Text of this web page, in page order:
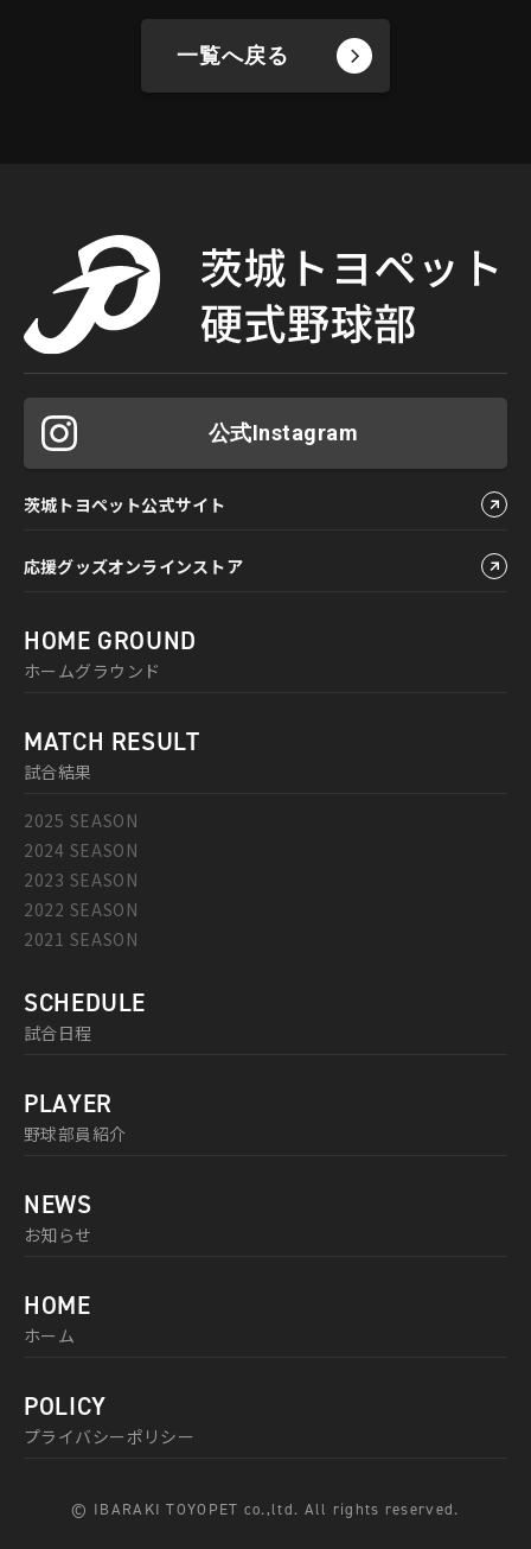
一覧へ戻る
公式Instagram
茨城トヨペット公式サイト
応援グッズオンラインストア
HOME GROUND
ホームグラウンド
MATCH RESULT
試合結果
2025 SEASON
2024 SEASON
2023 SEASON
2022 SEASON
2021 SEASON
SCHEDULE
試合日程
PLAYER
野球部員紹介
NEWS
お知らせ
HOME
ホーム
POLICY
プライバシーポリシー
© IBARAKI TOYOPET co.,ltd. All rights reserved.